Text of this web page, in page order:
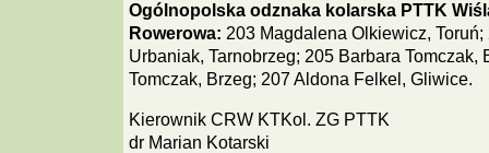
Ogólnopolska odznaka kolarska PTTK
Rowerowa: 203 Magdalena Olkiewicz, Toruń;
Urbaniak, Tarnobrzeg; 205 Barbara Tomczak,
Tomczak, Brzeg; 207 Aldona Felkel, Gliwice.
Kierownik CRW KTKol. ZG PTTK
dr Marian Kotarski